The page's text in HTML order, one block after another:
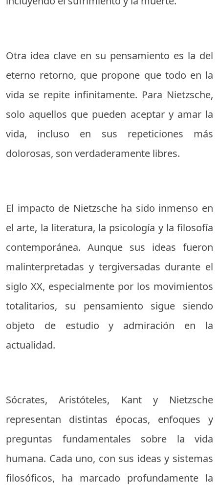
Otra idea clave en su pensamiento es la del
eterno retorno, que propone que todo en la
vida se repite infinitamente. Para Nietzsche,
solo aquellos que pueden aceptar y amar la
vida, incluso en sus repeticiones más
dolorosas, son verdaderamente libres.
El impacto de Nietzsche ha sido inmenso en
el arte, la literatura, la psicología y la filosofía
contemporánea. Aunque sus ideas fueron
malinterpretadas y tergiversadas durante el
siglo XX, especialmente por los movimientos
totalitarios, su pensamiento sigue siendo
objeto de estudio y admiración en la
actualidad.
Sócrates, Aristóteles, Kant y Nietzsche
representan distintas épocas, enfoques y
preguntas fundamentales sobre la vida
humana. Cada uno, con sus ideas y sistemas
filosóficos, ha marcado profundamente la